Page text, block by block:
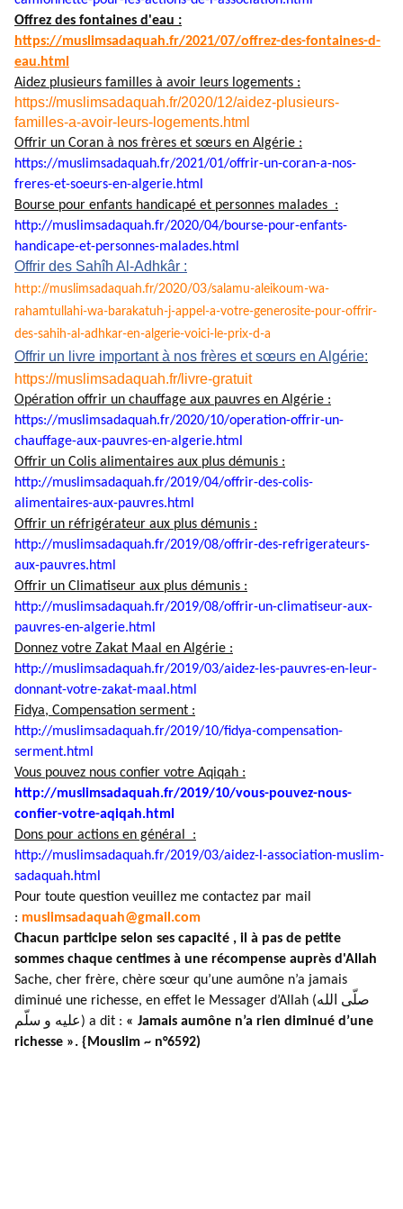
Offrez des fontaines d'eau :
https://muslimsadaquah.fr/2021/07/offrez-des-fontaines-d-
eau.html
Aidez plusieurs familles à avoir leurs logements :
https://muslimsadaquah.fr/2020/12/aidez-plusieurs-
familles-a-avoir-leurs-logements.html
Offrir un Coran à nos frères et sœurs en Algérie :
https://muslimsadaquah.fr/2021/01/offrir-un-coran-a-nos-
freres-et-soeurs-en-algerie.html
Bourse pour enfants handicapé et personnes malades :
http://muslimsadaquah.fr/2020/04/bourse-pour-enfants-
handicape-et-personnes-malades.html
Offrir des Sahîh Al-Adhkâr :
http://muslimsadaquah.fr/2020/03/salamu-aleikoum-wa-
rahamtullahi-wa-barakatuh-j-appel-a-votre-generosite-pour-offrir-
des-sahih-al-adhkar-en-algerie-voici-le-prix-d-a
Offrir un livre important à nos frères et sœurs en Algérie:
https://muslimsadaquah.fr/livre-gratuit
Opération offrir un chauffage aux pauvres en Algérie :
https://muslimsadaquah.fr/2020/10/operation-offrir-un-
chauffage-aux-pauvres-en-algerie.html
Offrir un Colis alimentaires aux plus démunis :
http://muslimsadaquah.fr/2019/04/offrir-des-colis-
alimentaires-aux-pauvres.html
Offrir un réfrigérateur aux plus démunis :
http://muslimsadaquah.fr/2019/08/offrir-des-refrigerateurs-
aux-pauvres.html
Offrir un Climatiseur aux plus démunis :
http://muslimsadaquah.fr/2019/08/offrir-un-climatiseur-aux-
pauvres-en-algerie.html
Donnez votre Zakat Maal en Algérie :
http://muslimsadaquah.fr/2019/03/aidez-les-pauvres-en-leur-
donnant-votre-zakat-maal.html
Fidya, Compensation serment :
http://muslimsadaquah.fr/2019/10/fidya-compensation-
serment.html
Vous pouvez nous confier votre Aqiqah :
http://muslimsadaquah.fr/2019/10/vous-pouvez-nous-
confier-votre-aqiqah.html
Dons pour actions en général :
http://muslimsadaquah.fr/2019/03/aidez-l-association-muslim-
sadaquah.html
Pour toute question veuillez me contactez par mail
: muslimsadaquah@gmail.com
Chacun participe selon ses capacité , il à pas de petite
sommes chaque centimes à une récompense auprès d'Allah
Sache, cher frère, chère sœur qu’une aumône n’a jamais
diminué une richesse, en effet le Messager d’Allah (صلّى الله
عليه و سلّم) a dit : « Jamais aumône n’a rien diminué d’une
richesse ». {Mouslim ~ n°6592)